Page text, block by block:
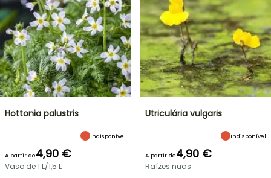
Hottonia palustris
Indisponível
A partir de4,90 €
Vaso de 1 L/1,5 L
Utriculária vulgaris
Indisponível
A partir de4,90 €
Raízes nuas